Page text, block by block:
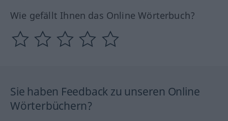
Wie gefällt Ihnen das Online Wörterbuch?
Sie haben Feedback zu unseren Online
Wörterbüchern?